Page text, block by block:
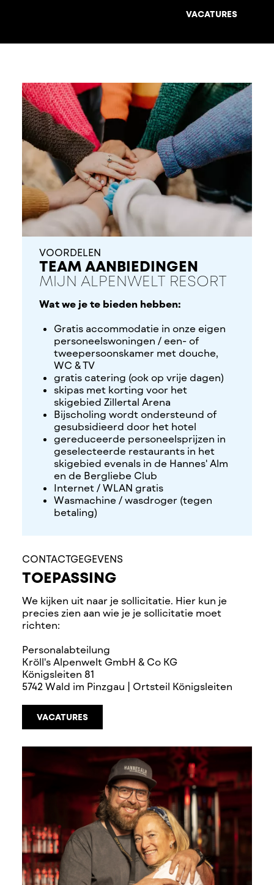
VACATURES
VOORDELEN
TEAM AANBIEDINGEN
MIJN ALPENWELT RESORT
Wat we je te bieden hebben:
Gratis accommodatie in onze eigen
personeelswoningen / een- of
tweepersoonskamer met douche,
WC & TV
gratis catering (ook op vrije dagen)
skipas met korting voor het
skigebied Zillertal Arena
Bijscholing wordt ondersteund of
gesubsidieerd door het hotel
gereduceerde personeelsprijzen in
geselecteerde restaurants in het
skigebied evenals in de Hannes' Alm
en de Bergliebe Club
Internet / WLAN gratis
Wasmachine / wasdroger (tegen
betaling)
CONTACTGEGEVENS
TOEPASSING
We kijken uit naar je sollicitatie. Hier kun je
precies zien aan wie je je sollicitatie moet
richten:
Personalabteilung
Kröll's Alpenwelt GmbH & Co KG
Königsleiten 81
5742 Wald im Pinzgau | Ortsteil Königsleiten
VACATURES